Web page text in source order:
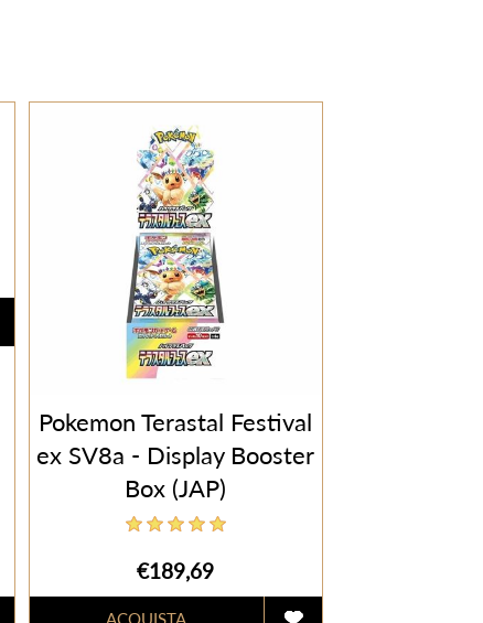
Pokemon Terastal Festival
ex SV8a - Display Booster
Box (JAP)
€189,69